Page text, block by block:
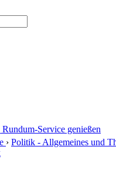
Service genießen
› Politik - Allgemeines und